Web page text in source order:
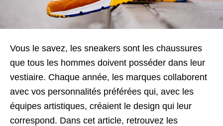
Vous le savez, les sneakers sont les chaussures
que tous les hommes doivent posséder dans leur
vestiaire. Chaque année, les marques collaborent
avec vos personnalités préférées qui, avec les
équipes artistiques, créaient le design qui leur
correspond. Dans cet article, retrouvez les